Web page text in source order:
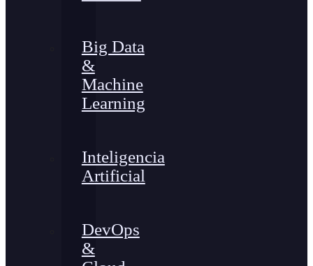
Big Data
&
Machine
Learning
Inteligencia
Artificial
DevOps
&